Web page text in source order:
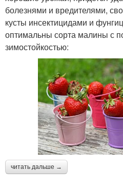
болезнями и вредителями,
кусты инсектицидами и
оптимальны сорта малины с
зимостойкостью:
читать дальше →